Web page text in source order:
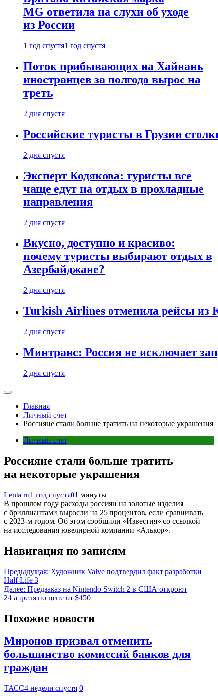
MG ответила на слухи об уходе
из России
1 год спустя1 год спустя
Поток прибывающих на Хайнань
иностранцев за полгода вырос на
треть
2 дня спустя
Российские туристы в Грузии
2 дня спустя
Эксперт Кодякова: туристы все
чаще едут на отдых в прохладные
направления
2 дня спустя
Вкусно, доступно и красиво:
почему туристы выбирают отдых в
Азербайджане?
2 дня спустя
Turkish Airlines отменила рейсы из
2 дня спустя
Минтранс: Россия не исключает
2 дня спустя
Главная
Личный счет
Россияне стали больше тратить на некоторые украшения
Личный счет
Россияне стали больше тратить
на некоторые украшения
Lenta.ru1 год спустя01 минуты
В прошлом году расходы россиян на золотые изделия
с бриллиантами выросли на 25 процентов, если сравнивать
с 2023-м годом. Об этом сообщили «Известия» со ссылкой
на исследования ювелирной компании «Алькор».
Навигация по записям
Предыдущая: Художник Valve подтвердил факт разработки
Half-Life 3
Далее: Предзаказ на Nintendo Switch 2 в США откроют
24 апреля по цене от $450
Похожие новости
Миронов призвал отменить
большинство комиссий банков для
граждан
ТАСС4 недели спустя 0